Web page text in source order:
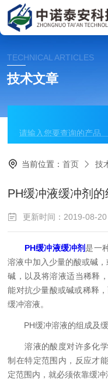
TECHNICAL ARTICLES
技术文章
当前位置：首页 技
PH缓冲液缓冲剂
更新时间：2019-08-20
PH缓冲液缓冲剂是一
溶液中加入少量的酸或碱
碱，以及将溶液适当稀释
能对抗少量酸或碱或稀释
缓冲溶液。
PH缓冲溶液的组成及缓
溶液的酸度对许多化学
制在特定范围内，反应才
定范围内，就必须依靠缓冲